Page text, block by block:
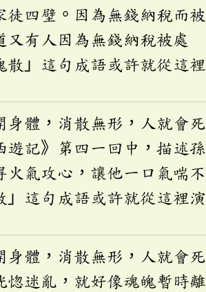
徒四壁。因為無錢納稅而被
有人因為無錢納稅被處
」這句成語或許就從這裡
體，消散無形，人就會死
記》第四一回中，描述孫
氣攻心，讓他一口氣喘不
這句成語或許就從這裡演
體，消散無形，人就會死
迷亂，就好像魂魄暫時離